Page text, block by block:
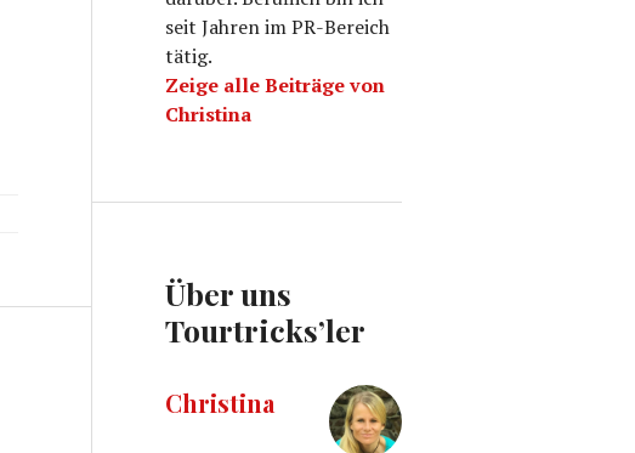
seit Jahren im PR-Bereich
tätig.
Zeige alle Beiträge von
Christina
Über uns
Tourtricks’ler
Christina